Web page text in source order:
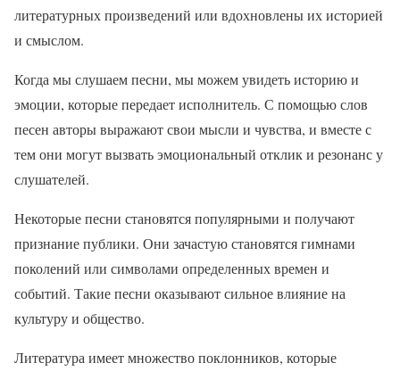
литературных произведений или вдохновлены их историей
и смыслом.
Когда мы слушаем песни, мы можем увидеть историю и
эмоции, которые передает исполнитель. С помощью слов
песен авторы выражают свои мысли и чувства, и вместе с
тем они могут вызвать эмоциональный отклик и резонанс у
слушателей.
Некоторые песни становятся популярными и получают
признание публики. Они зачастую становятся гимнами
поколений или символами определенных времен и
событий. Такие песни оказывают сильное влияние на
культуру и общество.
Литература имеет множество поклонников, которые